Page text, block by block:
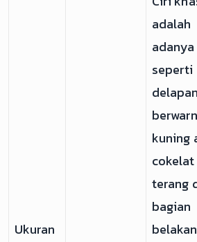
Ukuran
adalah
seperti
kuning
cokelat
terang
bagian